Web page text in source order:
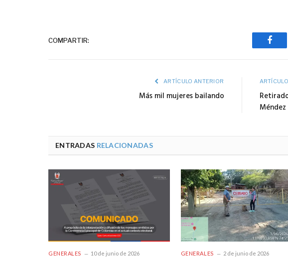
COMPARTIR:
ARTÍCULO ANTERIOR
Más mil mujeres bailando
ENTRADAS RELACIONADAS
GENERALES 10 de junio de 2026 GENERALES 2 de junio de 2026